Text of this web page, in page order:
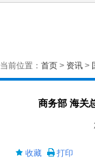
当前位置： 首页 > 资讯 >
商务部 海关
收藏 打印